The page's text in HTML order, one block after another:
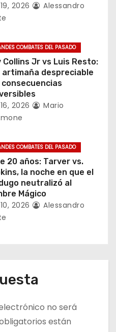
2026
Alessandro
COMBATES DEL PASADO
Collins Jr vs Luis Resto:
artimaña despreciable
consecuencias
2026
Mario
COMBATES DEL PASADO
20 años: Tarver vs.
la noche en que el
neutralizó al
Mágico
2026
Alessandro
no será
están